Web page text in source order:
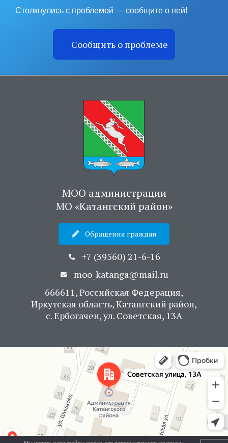
Столкнулись с проблемой — сообщите о ней!
Сообщить о проблеме
МОО администрации
МО «Катангский район»
Обращения граждан
+7 (39560) 21-6-16
moo_katanga@mail.ru
666611, Российская Федерация,
Иркутская область, Катангский район,
с. Ербогачен, ул. Советская, 13А
Советская улица, 13А — Яндекс Карты